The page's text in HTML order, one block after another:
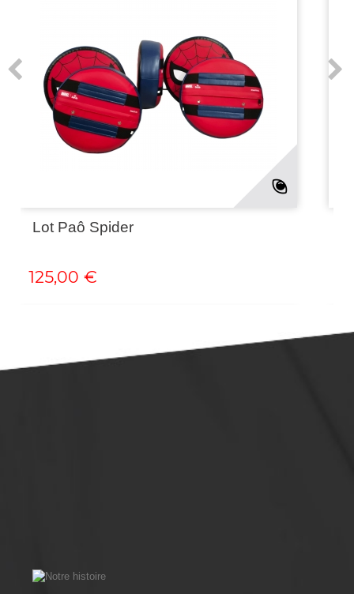
Lot Paô Spider
125,00 €
Dobok poomsée "Dan" Féminin